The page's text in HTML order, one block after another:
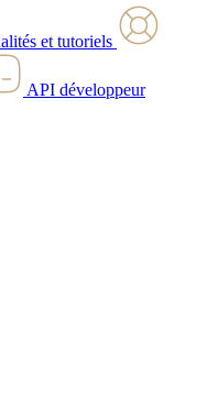
et tutoriels
API développeur